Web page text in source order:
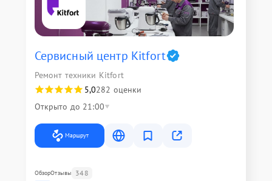
Сервисный центр Kitfort
Ремонт техники Kitfort
5,0282 оценки
Открыто до 21:00
Маршрут
ОбзорОтзывы 348